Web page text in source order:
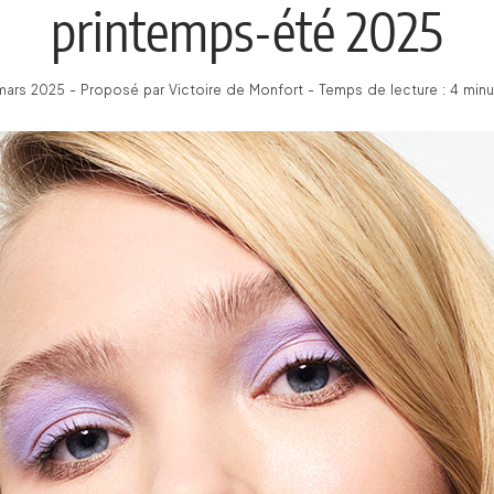
printemps-été 2025
2025 - Proposé par Victoire de Monfort - Temps de lecture : 4